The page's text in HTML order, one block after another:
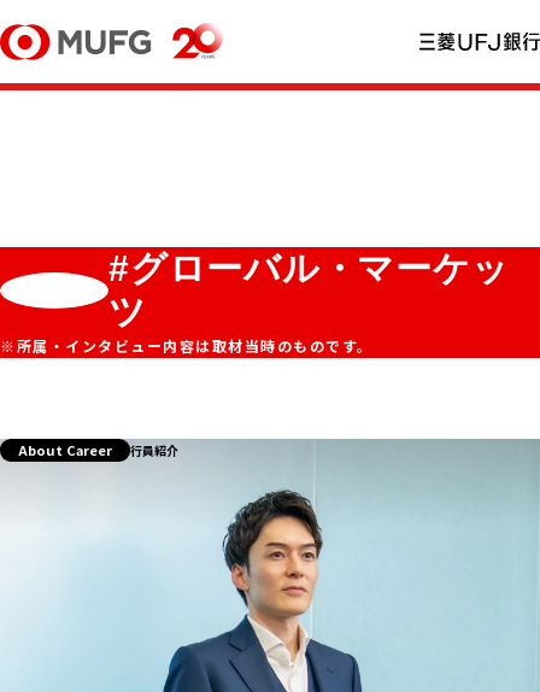
#グローバル・マーケッ
ツ
※所属・インタビュー内容は取材当時のものです。
About Career 行員紹介